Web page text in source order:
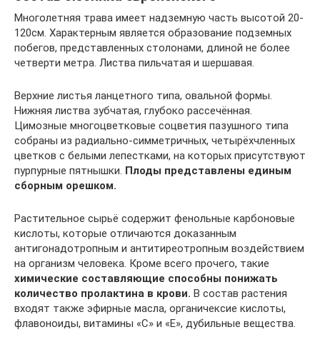
Многолетняя трава имеет надземную часть высотой 20-
120см. Характерным является образование подземных
побегов, представленных столонами, длиной не более
четверти метра. Листва пильчатая и шершавая.
Верхние листья ланцетного типа, овальной формы.
Нижняя листва зубчатая, глубоко рассечённая.
Цимозные многоцветковые соцветия пазушного типа
собраны из радиально-симметричных, четырёхчленных
цветков с белыми лепестками, на которых присутствуют
пурпурные пятнышки. Плоды представлены единым
сборным орешком.
Растительное сырьё содержит фенольные карбоновые
кислоты, которые отличаются доказанным
антигонадотропным и антитиреотропным воздействием
на организм человека. Кроме всего прочего, такие
химические составляющие способны понижать
количество пролактина в крови. В состав растения
входят также эфирные масла, органичексие кислоты,
флавоноиды, витамины «С» и «Е», дубильные вещества.